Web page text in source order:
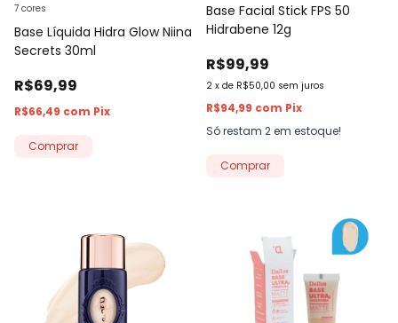
Base Líquida Hidra Glow Niina
Secrets 30ml
R$69,99
R$66,49 com Pix
7 cores
Comprar
Base Facial Stick FPS 50
Hidrabene 12g
R$99,99
2 x de R$50,00 sem juros
R$94,99 com Pix
Só restam 2em estoque!
Comprar